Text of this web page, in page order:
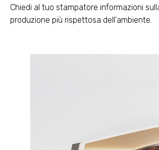
Chiedi al tuo stampatore informazioni
produzione più rispettosa dell'ambiente.